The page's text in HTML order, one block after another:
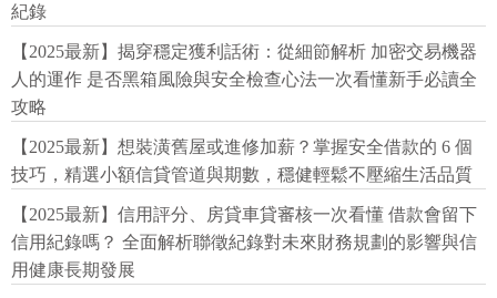
紀錄
【2025最新】揭穿穩定獲利話術：從細節解析 加密交易機器
人的運作 是否黑箱風險與安全檢查心法一次看懂新手必讀全
攻略
【2025最新】想裝潢舊屋或進修加薪？掌握安全借款的 6 個
技巧，精選小額信貸管道與期數，穩健輕鬆不壓縮生活品質
【2025最新】信用評分、房貸車貸審核一次看懂 借款會留下
信用紀錄嗎？ 全面解析聯徵紀錄對未來財務規劃的影響與信
用健康長期發展